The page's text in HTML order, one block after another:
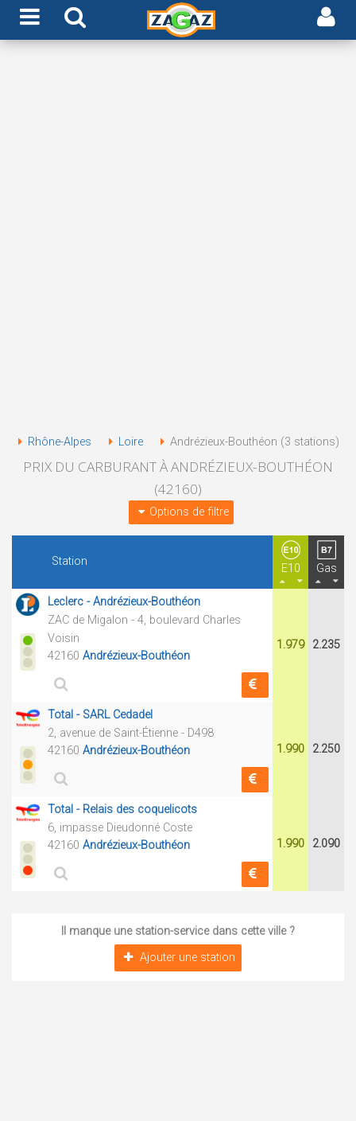
Rhône-Alpes Loire Andrézieux-Bouthéon (3 stations)
PRIX DU CARBURANT À ANDRÉZIEUX-BOUTHÉON
(42160)
Options de filtre
Station
E10 Gas
Leclerc - Andrézieux-Bouthéon
ZAC de Migalon - 4, boulevard Charles
Voisin
42160 Andrézieux-Bouthéon
1.979 2.235
Total - SARL Cedadel
2, avenue de Saint-Étienne - D498
42160 Andrézieux-Bouthéon 1.990 2.250
Total - Relais des coquelicots
6, impasse Dieudonné Coste
42160 Andrézieux-Bouthéon 1.990 2.090
Il manque une station-service dans cette ville ?
Ajouter une station